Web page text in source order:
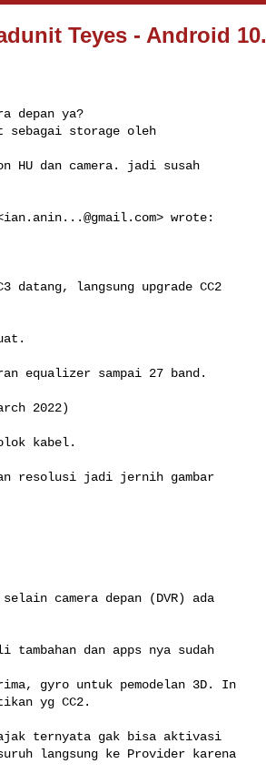
Teyes - Android 10.
depan ya?
sebagai storage oleh
HU dan camera. jadi susah
ian.anin...@gmail.com> wrote:
datang, langsung upgrade CC2
equalizer sampai 27 band.
2022)
kabel.
resolusi jadi jernih gambar
camera depan (DVR) ada
dan apps nya sudah
gyro untuk pemodelan 3D. In
yg CC2.
ternyata gak bisa aktivasi
langsung ke Provider karena